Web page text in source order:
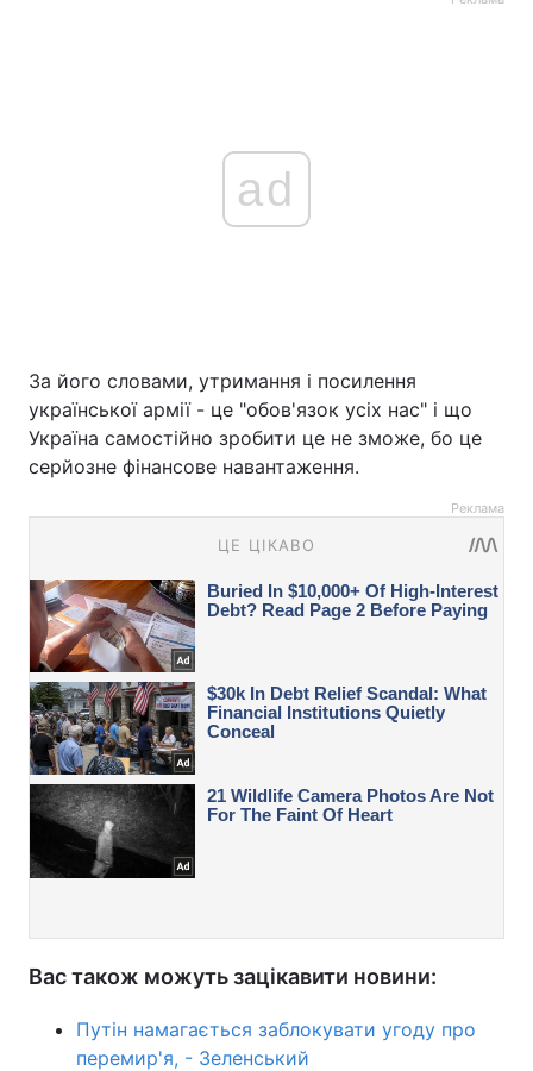
ad
За його словами, утримання і посилення
української армії - це "обов'язок усіх нас" і що
Україна самостійно зробити це не зможе, бо це
серйозне фінансове навантаження.
Реклама
Вас також можуть зацікавити новини:
Путін намагається заблокувати угоду про
перемир'я, - Зеленський